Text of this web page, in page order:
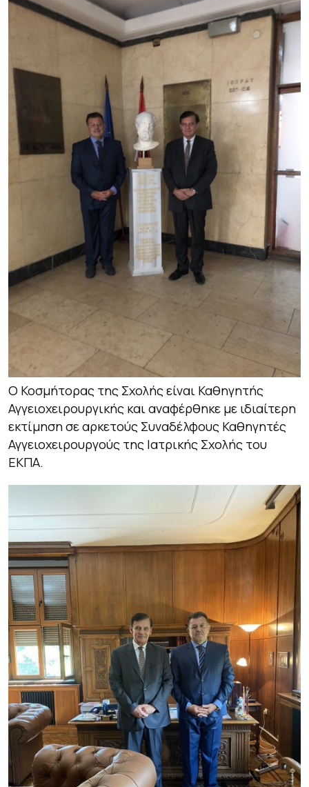
Ο Κοσμήτορας της Σχολής είναι Καθηγητής
Αγγειοχειρουργικής και αναφέρθηκε με ιδιαίτερη
εκτίμηση σε αρκετούς Συναδέλφους Καθηγητές
Αγγειοχειρουργούς της Ιατρικής Σχολής του
ΕΚΠΑ.